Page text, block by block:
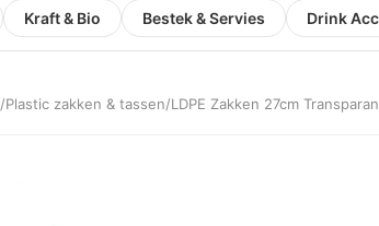
Kraft & Bio Bestek & Servies Drink
/Plastic zakken & tassen/LDPE Zakken 27cm